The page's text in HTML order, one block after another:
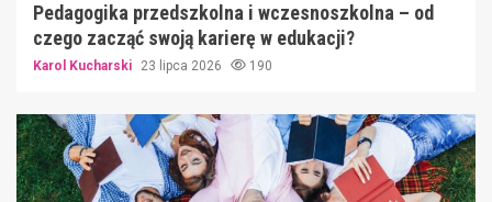
Pedagogika przedszkolna i wczesnoszkolna – od
czego zacząć swoją karierę w edukacji?
Karol Kucharski 23 lipca 2026 190